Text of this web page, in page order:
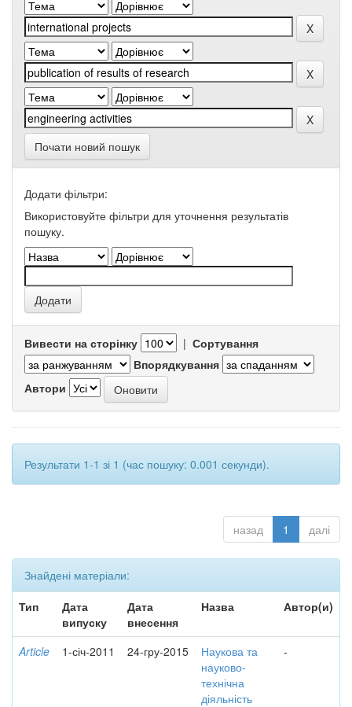
Почати новий пошук
Додати фільтри:
Використовуйте фільтри для уточнення результатів
пошуку.
Вивести на сторінку | Сортування
Впорядкування
Автори
Результати 1-1 зі 1 (час пошуку: 0.001 секунди).
назад 1 далі
Знайдені матеріали:
Тип
Дата
випуску
Дата
внесення
Назва Автор(и)
Article 1-січ-2011 24-гру-2015
Наукова та
науково-
технічна
діяльність
-